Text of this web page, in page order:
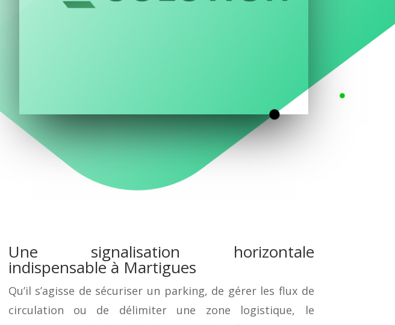
Une signalisation horizontale
indispensable à Martigues
Qu’il s’agisse de sécuriser un parking, de gérer les flux de
circulation ou de délimiter une zone logistique, le